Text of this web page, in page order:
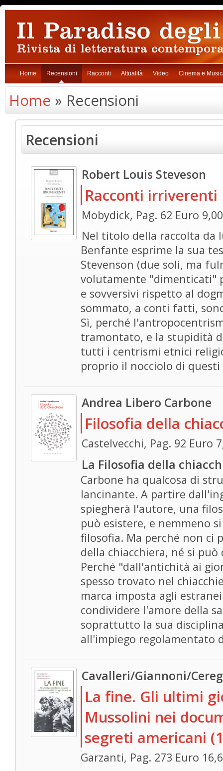
Home Recensioni Racconti Attualità Video Cinema e
Home » Recensioni
Recensioni
Robert Louis Steveson
Racconti irriverenti
Mobydick, Pag. 62 Euro 9,00
Nel titolo della raccolta da
Benfante esprime la sua
Stevenson (due soli, ma
volutamente "dimenticati"
e sovversivi rispetto al
sommato, a conti fatti,
Sì, perché
tramontato, e la stupidità
tutti i centrismi etnici
proprio il nocciolo di
Andrea Libero Carbone
Filosofia della
Castelvecchi, Pag. 92 Euro
La Filosofia della
Carbone ha qualcosa di
lancinante. A partire
spiegherà l'autore, una
può esistere, e nemmeno
filosofia. Ma perché non ci
della chiacchiera, né si
Perché "dall'antichità ai
spesso trovato nel
marca imposta agli
condividere l'amore della
soprattutto la sua
all'impiego regolamentato
Cavalleri/Giannoni/
La fine. Gli ultimi
Mussolini nei
segreti americani
Garzanti, Pag. 273 Euro